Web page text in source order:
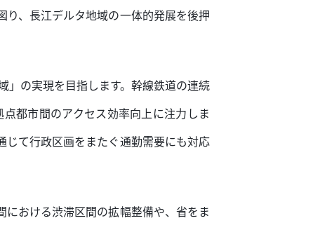
り、長江デルタ地域の一体的発展を後押
」の実現を目指します。幹線鉄道の連続
都市間のアクセス効率向上に注力しま
じて行政区画をまたぐ通勤需要にも対応
おける渋滞区間の拡幅整備や、省をま